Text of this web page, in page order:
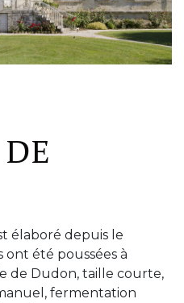
élaboré depuis le
ont été poussées à
de Dudon, taille courte,
fermentation